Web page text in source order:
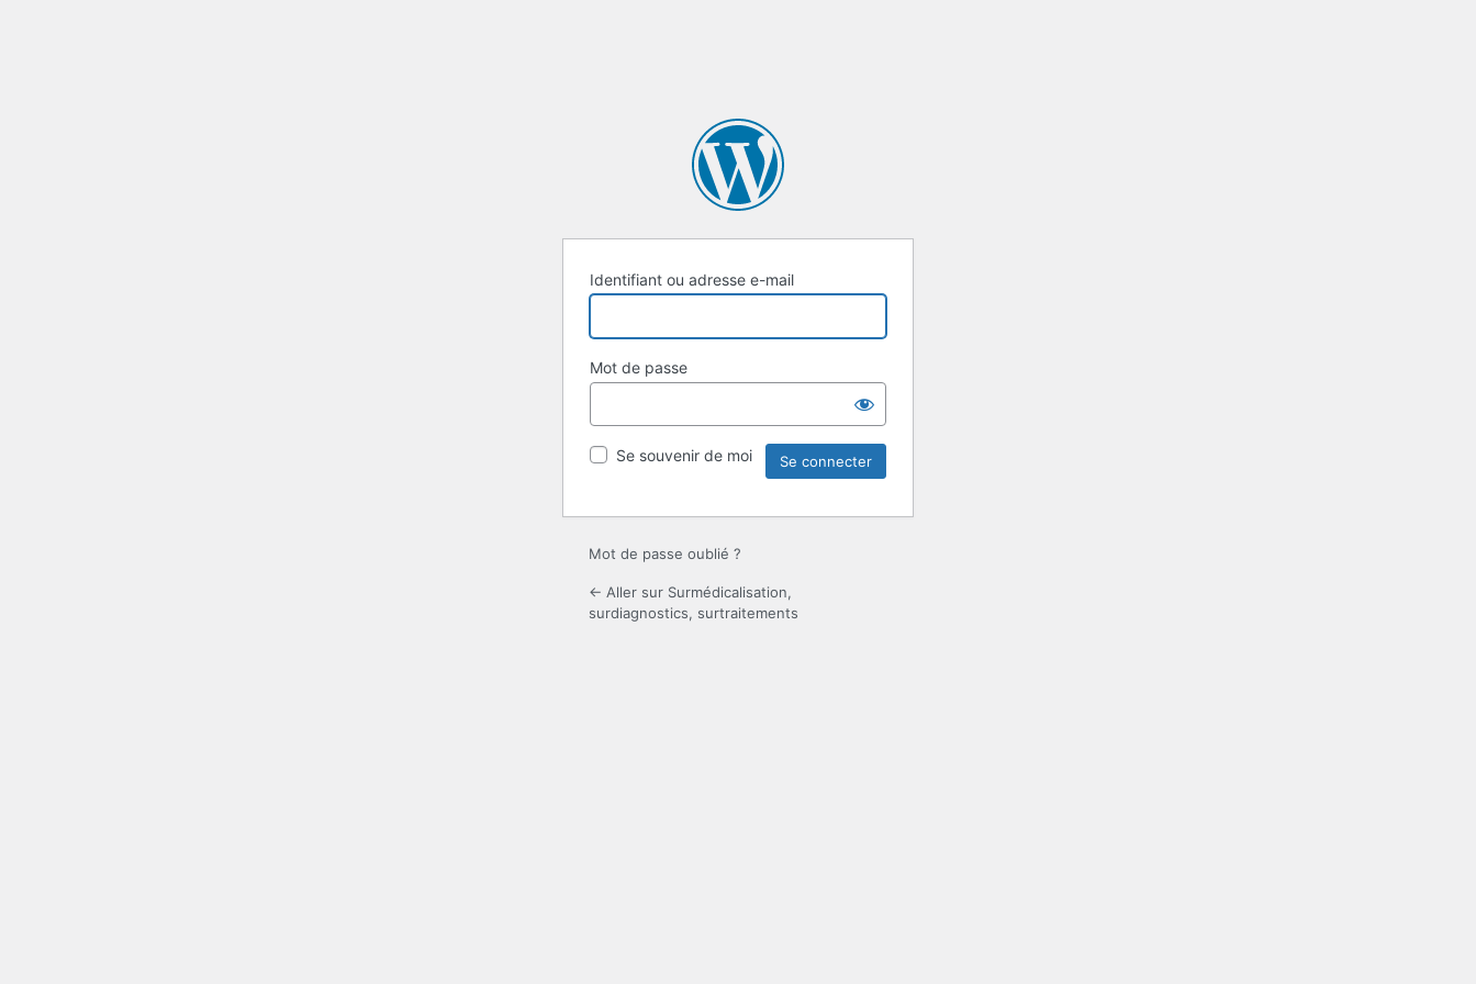
Identifiant ou adresse e-mail
Mot de passe
Se souvenir de moi
Mot de passe oublié ?
← Aller sur Surmédicalisation,
surdiagnostics, surtraitements